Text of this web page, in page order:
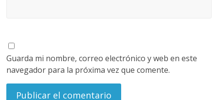
Guarda mi nombre, correo electrónico y web en este
navegador para la próxima vez que comente.